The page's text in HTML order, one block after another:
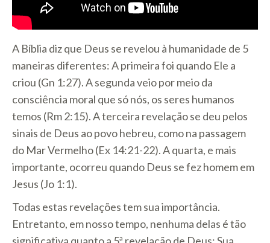
A Bíblia diz que Deus se revelou à humanidade de 5
maneiras diferentes: A primeira foi quando Ele a
criou (Gn 1:27). A segunda veio por meio da
consciência moral que só nós, os seres humanos
temos (Rm 2:15). A terceira revelação se deu pelos
sinais de Deus ao povo hebreu, como na passagem
do Mar Vermelho (Ex 14:21-22). A quarta, e mais
importante, ocorreu quando Deus se fez homem em
Jesus (Jo 1:1).
Todas estas revelações tem sua importância.
Entretanto, em nosso tempo, nenhuma delas é tão